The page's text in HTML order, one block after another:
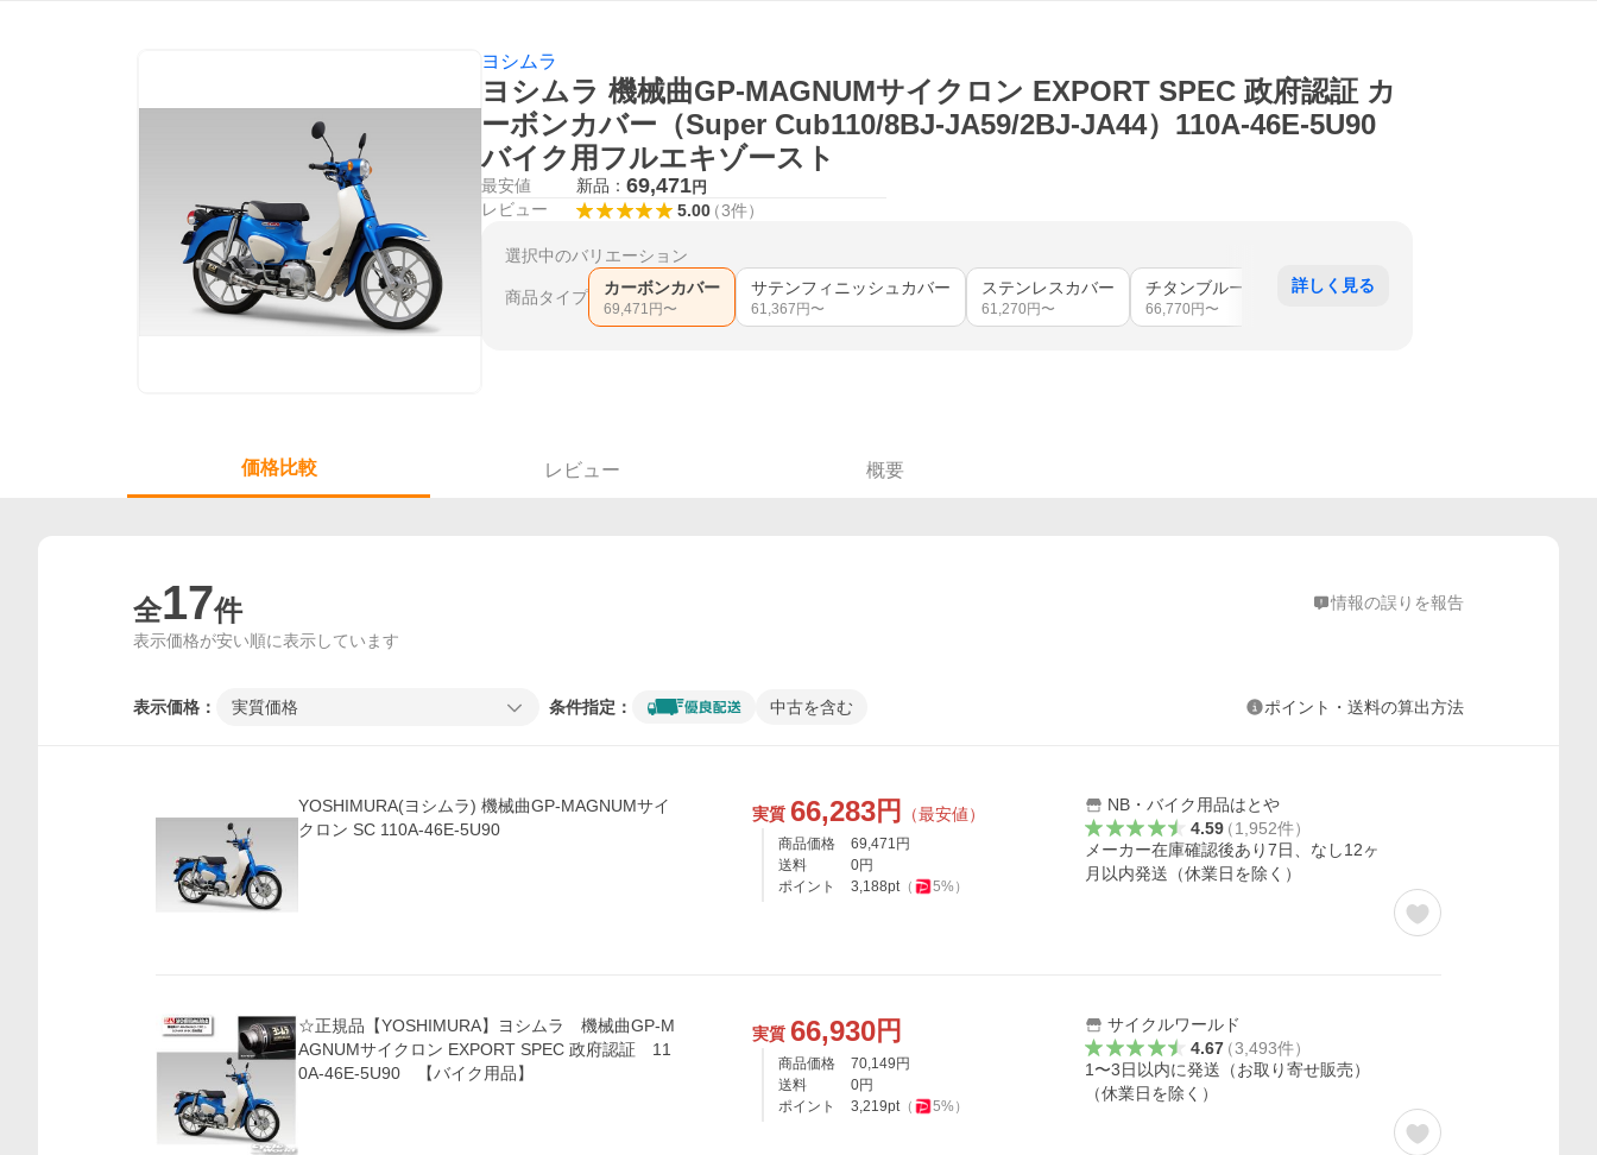
ヨシムラ
ヨシムラ 機械曲GP-MAGNUMサイクロン EXPORT SPEC 政府認証 カ
ーボンカバー（Super Cub110/8BJ-JA59/2BJ-JA44）110A-46E-5U90
バイク用フルエキゾースト
最安値 新品： 69,471円
レビュー 5.00（3件）
選択中のバリエーション
商品タイプ カーボンカバー
69,471 円〜
サテンフィニッシュカバー
61,367 円〜
ステンレスカバー
61,270 円〜
チタンブルーカバー
66,770 円〜
詳しく見る
価格比較 レビュー 概要
全17件 情報の誤りを報告
表示価格が安い順に表示しています
表示価格： 実質価格 条件指定： 中古を含む ポイント・送料の算出方法
YOSHIMURA(ヨシムラ) 機械曲GP-MAGNUMサイ
クロン SC 110A-46E-5U90
実質 66,283円 （最安値）
商品価格 69,471 円
送料
0円
ポイント
3,188pt（ 5%）
NB・バイク用品はとや
4.59（1,952件）
メーカー在庫確認後あり7日、なし12ヶ
月以内発送（休業日を除く）
☆正規品【YOSHIMURA】ヨシムラ 機械曲GP-M
AGNUMサイクロン EXPORT SPEC 政府認証 11
0A-46E-5U90 【バイク用品】
実質 66,930円
商品価格 70,149 円
送料
0円
ポイント
3,219pt（ 5%）
サイクルワールド
4.67（3,493件）
1〜3日以内に発送（お取り寄せ販売）
（休業日を除く）